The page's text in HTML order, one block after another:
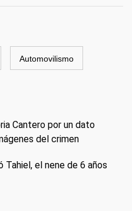
Automovilismo
Cantero por un dato
del crimen
Tahiel, el nene de 6 años